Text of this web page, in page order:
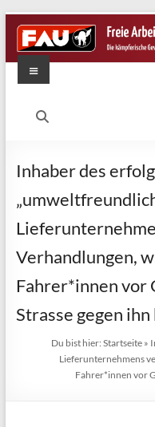
Zum
Inhalt
springen
FAU
kämpferische
Gewerkschaft
Menü
Inhaber des
Verhandlungen,
Fahrer*innen vor
Strasse gegen
Du bist hier:Startseite »
Lieferunternehmens
Fahrer*innen vor